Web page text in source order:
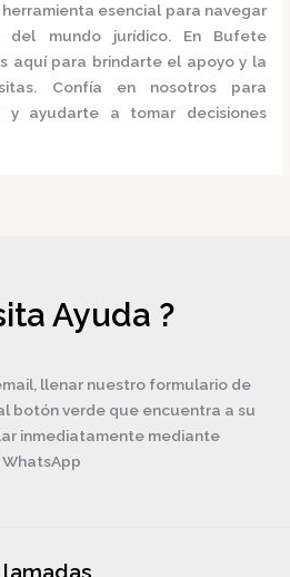
esencial para navegar
del mundo jurídico. En Bufete
aquí para brindarte el apoyo y la
Confía en nosotros para
y ayudarte a tomar decisiones
Ayuda ?
llenar nuestro formulario de
botón verde que encuentra a su
inmediatamente mediante
WhatsApp